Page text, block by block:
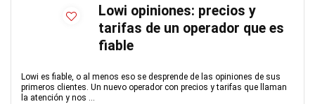
Lowi opiniones: precios y
tarifas de un operador que es
fiable
Lowi es fiable, o al menos eso se desprende de las opiniones de sus
primeros clientes. Un nuevo operador con precios y tarifas que llaman
la atención y nos ...